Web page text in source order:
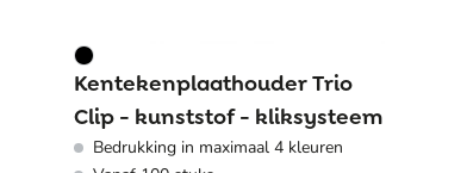
Kentekenplaathouder Trio
Clip - kunststof - kliksysteem
Bedrukking in maximaal 4 kleuren